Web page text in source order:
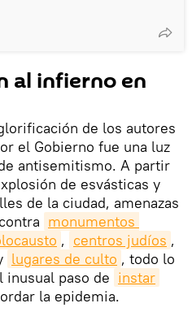
al infierno en
de los autores
el Gobierno fue una luz
antisemitismo. A partir
de esvásticas y
de la ciudad, amenazas
monumentos
, centros judíos ,
lugares de culto , todo lo
inusual paso de instar
la epidemia.